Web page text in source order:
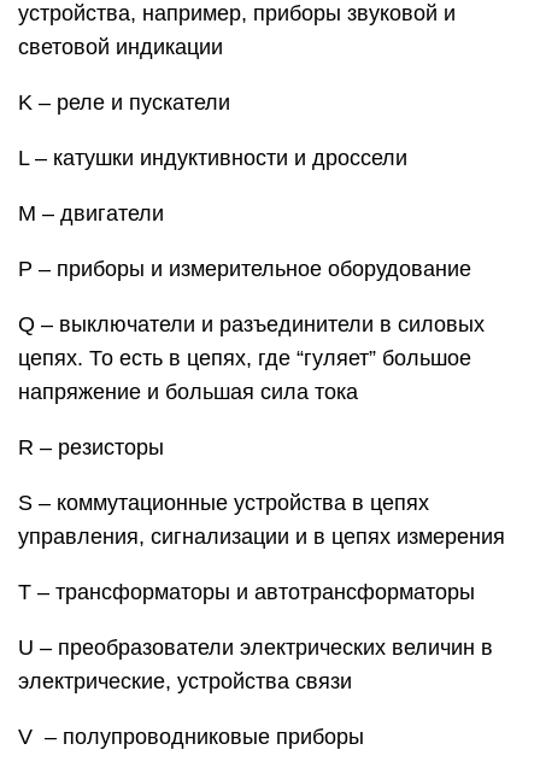
устройства, например, приборы звуковой и
световой индикации
K – реле и пускатели
L – катушки индуктивности и дроссели
M – двигатели
Р – приборы и измерительное оборудование
Q – выключатели и разъединители в силовых
цепях. То есть в цепях, где “гуляет” большое
напряжение и большая сила тока
R – резисторы
S – коммутационные устройства в цепях
управления, сигнализации и в цепях измерения
T – трансформаторы и автотрансформаторы
U – преобразователи электрических величин в
электрические, устройства связи
V – полупроводниковые приборы